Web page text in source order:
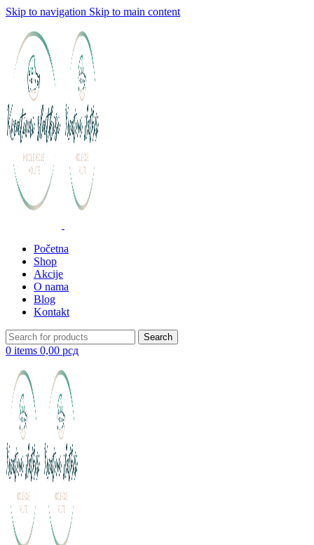
Skip to navigation Skip to main content
Početna
Shop
Akcije
O nama
Blog
Kontakt
Search
0 items 0,00 рсд